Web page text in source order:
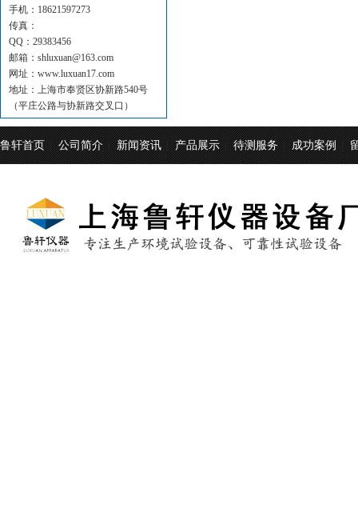
手机：18621597273
传真：
QQ：29383456
邮箱：shluxuan@163.com
网址：www.luxuan17.com
地址：上海市奉贤区协新路540号
（平庄公路与协新路交叉口）
鲁轩首页|公司简介|新闻资讯|产品展示|待测服务|成功案例|